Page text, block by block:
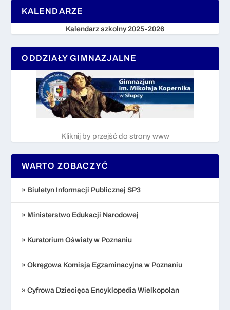
KALENDARZE
Kalendarz szkolny 2025-2026
ODDZIAŁY GIMNAZJALNE
Kliknij by przejść do strony www
WARTO ZOBACZYĆ
» Biuletyn Informacji Publicznej SP3
» Ministerstwo Edukacji Narodowej
» Kuratorium Oświaty w Poznaniu
» Okręgowa Komisja Egzaminacyjna w Poznaniu
» Cyfrowa Dziecięca Encyklopedia Wielkopolan